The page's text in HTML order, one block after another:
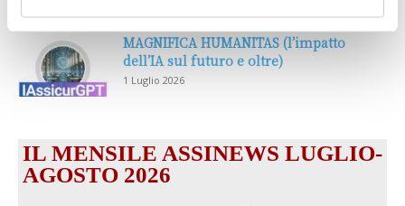
MAGNIFICA HUMANITAS (l’impatto
dell’IA sul futuro e oltre)
1 Luglio 2026
IL MENSILE ASSINEWS LUGLIO-
AGOSTO 2026